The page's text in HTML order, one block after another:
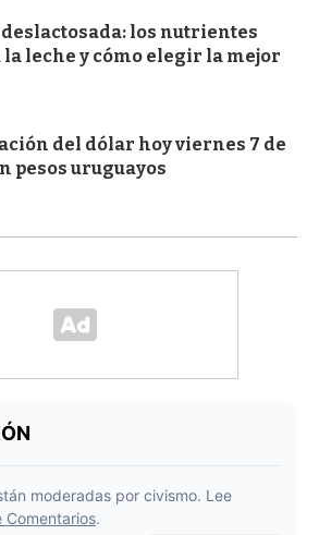
deslactosada: los nutrientes
la leche y cómo elegir la mejor
del dólar hoy viernes 7 de
pesos uruguayos